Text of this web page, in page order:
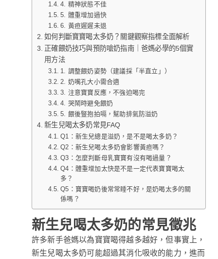
4. 精神狀態不佳
5. 體重增加過快
6. 黃疸遲遲未退
如何判斷寶寶喝太多奶？關鍵觀察指標全面解析
正確餵奶技巧與預防嗆奶指南｜爸媽必學的5個實
用方法
1. 調整餵奶姿勢（建議採「半直立」）
2. 奶嘴孔大小需合適
3. 注意寶寶反應，不強迫喝完
4. 哭鬧時避免餵奶
5. 餵後豎抱拍嗝，幫助排氣防溢奶
新生兒喝太多奶常見FAQ
Q1：新生兒總是溢奶，是不是喝太多奶？
Q2：新生兒喝太多奶會影響黃疸嗎？
Q3：怎麼判斷母乳寶寶有沒有喝過量？
Q4：體重增加太快是不是一定代表寶寶喝太
多？
Q5：寶寶喝奶後常常睡不好，是奶喝太多的關
係嗎？
新生兒喝太多奶的常見徵兆
許多新手爸媽以為寶寶喝得越多越好，但事實上，
新生兒喝太多奶可能超過其消化吸收的能力，進而